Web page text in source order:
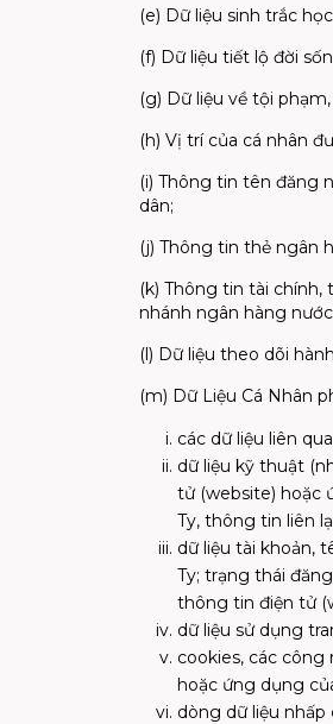
(e) Dữ liệu sinh trắc
(f) Dữ liệu tiết lộ đời
(g) Dữ liệu về tội
(h) Vị trí của cá nhân
(i) Thông tin tên đăng
dân;
(j) Thông tin thẻ ngân
(k) Thông tin tài
nhánh ngân hàng
(l) Dữ liệu theo dõi
(m) Dữ Liệu Cá Nhân
các dữ liệu liên
dữ liệu kỹ thuật
tử (website) hoặc
Ty, thông tin liên
dữ liệu tài khoản,
Ty; trạng thái
thông tin điện tử
dữ liệu sử dụng
cookies, các
hoặc ứng dụng
dòng dữ liệu